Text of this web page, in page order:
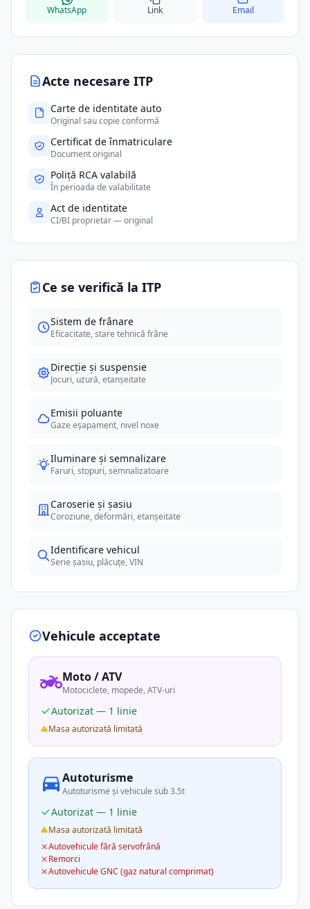
Acte necesare ITP
Carte de identitate auto
Original sau copie conformă
Certificat de înmatriculare
Document original
Poliță RCA valabilă
În perioada de valabilitate
Act de identitate
CI/BI proprietar — original
Ce se verifică la ITP
Sistem de frânare
Eficacitate, stare tehnică frâne
Direcție și suspensie
Jocuri, uzură, etanșeitate
Emisii poluante
Gaze eșapament, nivel noxe
Iluminare și semnalizare
Faruri, stopuri, semnalizatoare
Caroserie și șasiu
Coroziune, deformări, etanșeitate
Identificare vehicul
Serie șasiu, plăcuțe, VIN
Vehicule acceptate
Moto / ATV
Motociclete, mopede, ATV-uri
Autorizat — 1 linie
Masa autorizată limitată
Autoturisme
Autoturisme și vehicule sub 3.5t
Autorizat — 1 linie
Masa autorizată limitată
Autovehicule fără servofrână
Remorci
Autovehicule GNC (gaz natural comprimat)
WhatsApp Link Email